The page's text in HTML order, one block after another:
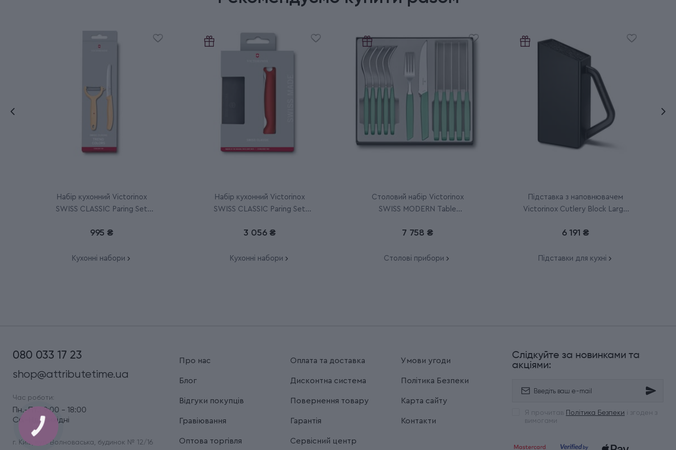
Набір кухонний Victorinox
SWISS CLASSIC Paring Set
995 ₴
Кухонні набори
Набір кухонний Victorinox
SWISS CLASSIC Paring Set
3 056 ₴
Кухонні набори
Столовий набір Victorinox
SWISS MODERN Table
7 758 ₴
Столові прибори
Підставка з наповнювачем
Victorinox Cutlery Block Large
6 191 ₴
Підставки для кухні
080 033 17 23
shop@attributetime.ua
Час роботи:
Пн.-Пт.: 9:00 - 18:00
Сб.-Нд.: вихідні
г. Київ, вул. Волноваська, будинок № 12/16
Про нас
Блог
Відгуки покупців
Гравіювання
Оптова торгівля
Оплата та доставка
Дисконтна система
Повернення товару
Гарантія
Сервісний центр
Умови угоди
Політика Безпеки
Карта сайту
Контакти
Слідкуйте за новинками та
акціями:
Я прочитав Політика Безпеки і згоден з
вимогами